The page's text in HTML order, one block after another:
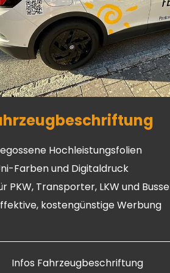
Hochleistungsfolien
Farben und Digitaldruck
PKW, Transporter, LKW und Busse
kostengünstige Werbung
Infos Fahrzeugbeschriftung